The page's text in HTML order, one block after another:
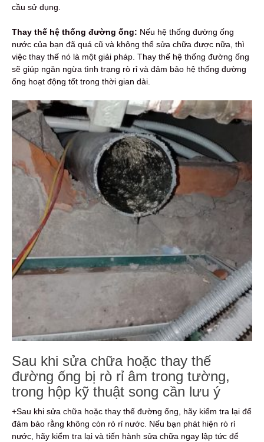
cầu sử dụng.
Thay thế hệ thống đường ống: Nếu hệ thống đường ống
nước của bạn đã quá cũ và không thể sửa chữa được nữa, thì
việc thay thế nó là một giải pháp. Thay thế hệ thống đường ống
sẽ giúp ngăn ngừa tình trạng rò rỉ và đảm bảo hệ thống đường
ống hoạt động tốt trong thời gian dài.
Sau khi sửa chữa hoặc thay thế
đường ống bị rò rỉ âm trong tường,
trong hộp kỹ thuật song cần lưu ý
+Sau khi sửa chữa hoặc thay thế đường ống, hãy kiểm tra lại để
đảm bảo rằng không còn rò rỉ nước. Nếu bạn phát hiện rò rỉ
nước, hãy kiểm tra lại và tiến hành sửa chữa ngay lập tức để